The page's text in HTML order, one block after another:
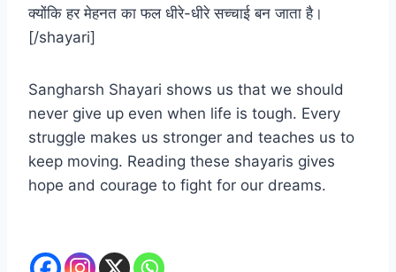
क्योंकि हर मेहनत का फल धीरे-धीरे सच्चाई बन जाता है।
[/shayari]
Sangharsh Shayari shows us that we should
never give up even when life is tough. Every
struggle makes us stronger and teaches us to
keep moving. Reading these shayaris gives
hope and courage to fight for our dreams.